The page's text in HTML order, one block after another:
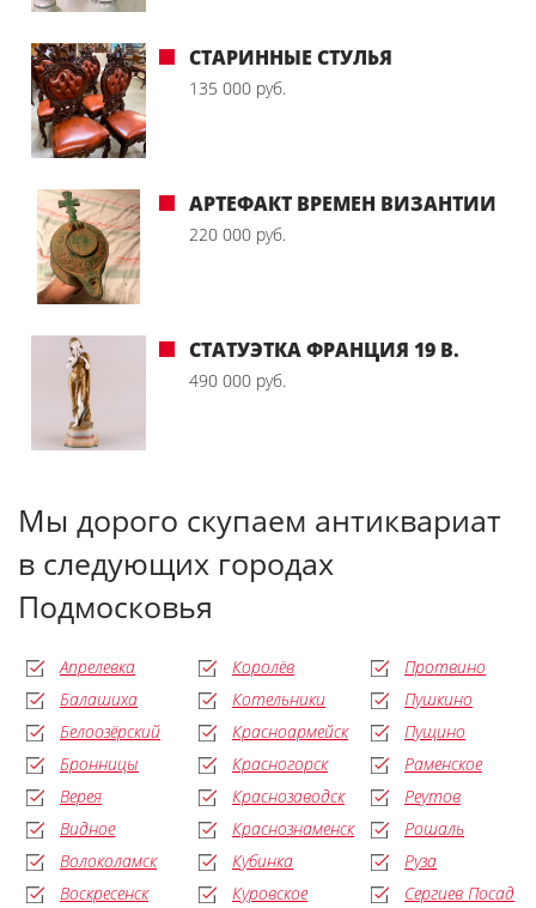
СТАРИННЫЕ СТУЛЬЯ
135 000 руб.
АРТЕФАКТ ВРЕМЕН ВИЗАНТИИ
220 000 руб.
СТАТУЭТКА ФРАНЦИЯ 19 В.
490 000 руб.
Мы дорого скупаем антиквариат
в следующих городах
Подмосковья
Апрелевка
Балашиха
Белоозёрский
Бронницы
Верея
Видное
Волоколамск
Воскресенск
Королёв
Котельники
Красноармейск
Красногорск
Краснозаводск
Краснознаменск
Кубинка
Куровское
Протвино
Пушкино
Пущино
Раменское
Реутов
Рошаль
Руза
Сергиев Посад